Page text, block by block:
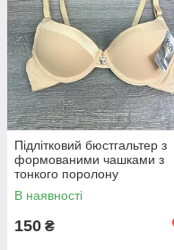
Підлітковий бюстгальтер з
формованими чашками з
тонкого поролону
В наявності
150 ₴